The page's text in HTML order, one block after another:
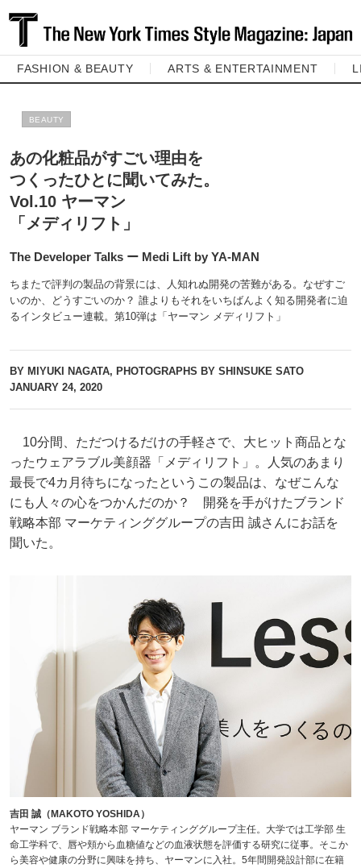
FASHION & BEAUTY ARTS & ENTERTAINMENT
BEAUTY
あの化粧品がすごい理由を
つくったひとに聞いてみた。
Vol.10 ヤーマン
「メディリフト」
The Developer Talks ー Medi Lift by YA-MAN
ちまたで評判の製品の背景には、人知れぬ開発の苦難がある。なぜすご
いのか、どうすごいのか？ 誰よりもそれをいちばんよく知る開発者に迫
るインタビュー連載。第10弾は「ヤーマン メディリフト」
BY MIYUKI NAGATA, PHOTOGRAPHS BY SHINSUKE SATO
JANUARY 24, 2020
10分間、ただつけるだけの手軽さで、大ヒット商品とな
ったウェアラブル美顔器「メディリフト」。人気のあまり
最長で4カ月待ちになったというこの製品は、なぜこんな
にも人々の心をつかんだのか？ 開発を手がけたブランド
戦略本部 マーケティンググループの吉田 誠さんにお話を
聞いた。
吉田 誠（MAKOTO YOSHIDA）
ヤーマン ブランド戦略本部 マーケティンググループ主任。大学では工学部 生
命工学科で、唇や頬から血糖値などの血液状態を評価する研究に従事。そこか
ら美容や健康の分野に興味を持ち、ヤーマンに入社。5年間開発設計部に在籍